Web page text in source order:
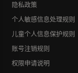
隐私政策
个人敏感信息处理规则
儿童个人信息保护规则
账号注销规则
权限申请说明